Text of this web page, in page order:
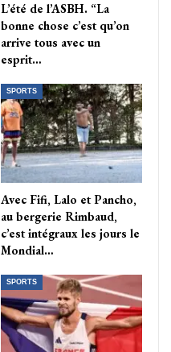
L’été de l’ASBH. “La
bonne chose c’est qu’on
arrive tous avec un
esprit…
SPORTS
Avec Fifi, Lalo et Pancho,
au bergerie Rimbaud,
c’est intégraux les jours le
Mondial…
SPORTS